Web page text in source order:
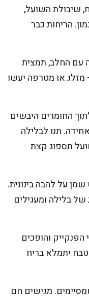
שיבולת השועל,
הריחות כבר
עם החלב, תמצית
מזלג או מטרפה יעשו
החומרים היבשים
תנו לבלילה
שועל תספוג קצת
על להבה בינונית.
בלילה ומעגילים
הפנקייק והופכים
כל המטבח יתמלא בריח
מגישים חם